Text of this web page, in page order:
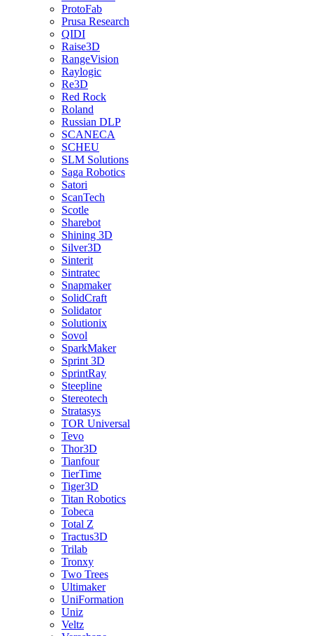
ProtoFab
Prusa Research
QIDI
Raise3D
RangeVision
Raylogic
Re3D
Red Rock
Roland
Russian DLP
SCANECA
SCHEU
SLM Solutions
Saga Robotics
Satori
ScanTech
Scotle
Sharebot
Shining 3D
Silver3D
Sinterit
Sintratec
Snapmaker
SolidCraft
Solidator
Solutionix
Sovol
SparkMaker
Sprint 3D
SprintRay
Steepline
Stereotech
Stratasys
TOR Universal
Tevo
Thor3D
Tianfour
TierTime
Tiger3D
Titan Robotics
Tobeca
Total Z
Tractus3D
Trilab
Tronxy
Two Trees
Ultimaker
UniFormation
Uniz
Veltz